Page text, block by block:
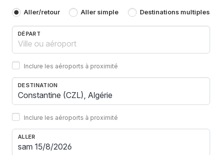
Aller/retour Aller simple Destinations multiples
DÉPART
Inclure les aéroports à proximité
DESTINATION
Inclure les aéroports à proximité
ALLER